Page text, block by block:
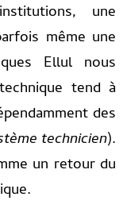
une
même une
Ellul nous
tend à
des
technicien).
un retour du